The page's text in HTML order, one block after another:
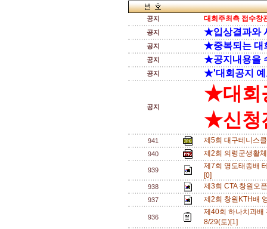
공지 대회주최측 접수창
공지 ★입상결과와
공지 ★중복되는 대
공지 ★공지내용을
공지 ★'대회공지 예
공지
★대회
★신청
941 제5회 대구테니스
940 제2회 의령군생활
939
제7회 영도태종배
[0]
938 제3회 CTA 창원오
937 제2회 창원KTH배
936
제40회 하나치과배
8/29(토)[1]